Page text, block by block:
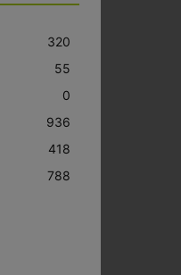
320
55
0
936
418
788